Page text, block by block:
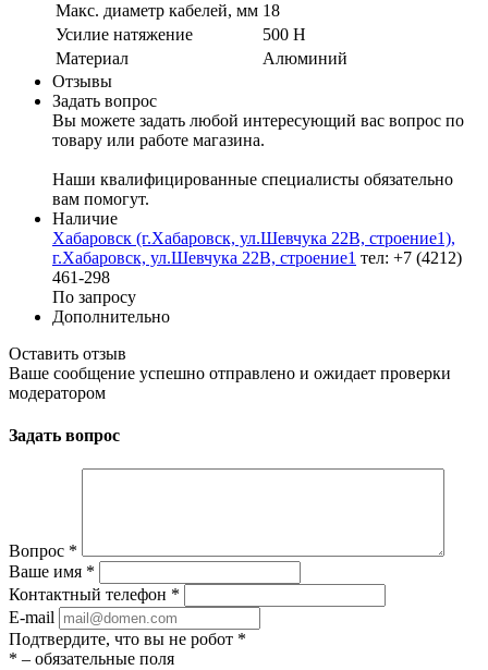
Макс. диаметр кабелей, мм 18
Усилие натяжение
500 Н
Материал
Алюминий
Отзывы
Задать вопрос
Вы можете задать любой интересующий вас вопрос по
товару или работе магазина.
Наши квалифицированные специалисты обязательно
вам помогут.
Наличие
Хабаровск (г.Хабаровск, ул.Шевчука 22В, строение1),
г.Хабаровск, ул.Шевчука 22В, строение1 тел: +7 (4212)
461-298
По запросу
Дополнительно
Оставить отзыв
Ваше сообщение успешно отправлено и ожидает проверки
модератором
Задать вопрос
Вопрос *
Ваше имя *
Контактный телефон *
E-mail
Подтвердите, что вы не робот *
* – обязательные поля